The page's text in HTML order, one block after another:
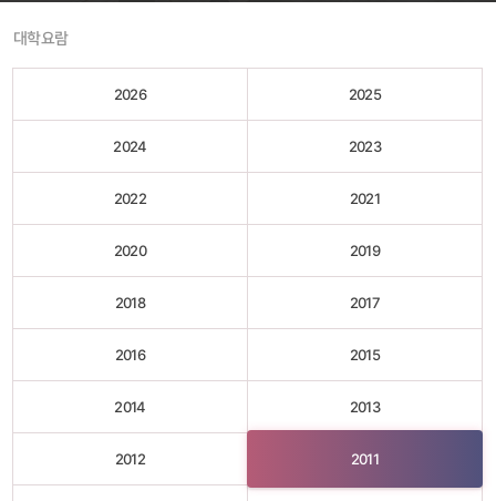
유
대학요람
2026 2025
2024 2023
2022 2021
2020 2019
2018 2017
2016 2015
2014 2013
2012 2011